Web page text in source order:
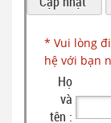
* Vui lòng
hệ với bạn
Họ
và
tên :